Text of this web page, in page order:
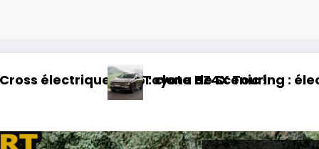
!
Touring : électrique et baroudeur !
Essai